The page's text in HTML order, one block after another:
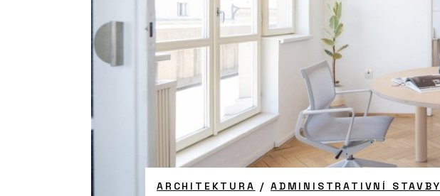
ARCHITEKTURA /ADMINISTRATIVNÍ STAVBY